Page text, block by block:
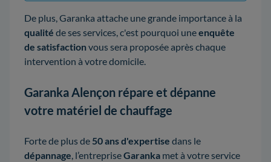
De plus, Garanka attache une grande importance à la
qualité de ses services, c'est pourquoi uneenquête
de satisfactionvous sera proposée après chaque
intervention à votre domicile.
Garanka Alençon répare et dépanne
votre matériel de chauffage
Forte de plus de 50 ans d'expertise dans le
dépannage, l’entrepriseGaranka met à votre service